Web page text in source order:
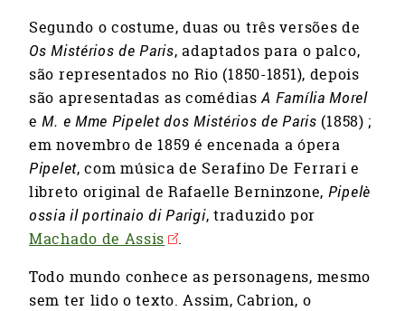
Segundo o costume, duas ou três versões de
Os Mistérios de Paris, adaptados para o palco,
são representados no Rio (1850-1851), depois
são apresentadas as comédiasA Família Morel
eM. e Mme Pipelet dos Mistérios de Paris (1858) ;
em novembro de 1859 é encenada a ópera
Pipelet, com música de Serafino De Ferrari e
libreto original de Rafaelle Berninzone, Pipelè
ossia il portinaio di Parigi, traduzido por
Machado de Assis
.
Todo mundo conhece as personagens, mesmo
sem ter lido o texto. Assim, Cabrion, o